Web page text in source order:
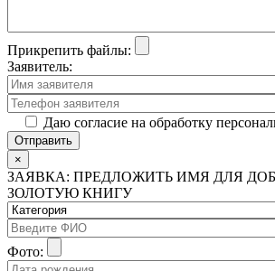
Прикрепить файлы:
Заявитель:
Даю согласие на обработку
×
ЗАЯВКА: ПРЕДЛОЖИТЬ ИМЯ ДЛЯ
ЗОЛОТУЮ КНИГУ
Фото: